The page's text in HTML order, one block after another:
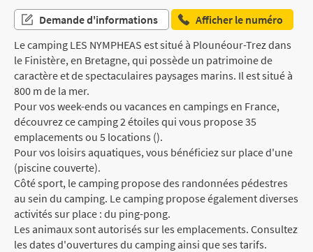
Demande d'informations
Afficher le numéro
Le camping LES NYMPHEAS est situé à Plounéour-Trez dans
le Finistère, en Bretagne, qui possède un patrimoine de
caractère et de spectaculaires paysages marins. Il est situé à
800 m de la mer.
Pour vos week-ends ou vacances en campings en France,
découvrez ce camping 2 étoiles qui vous propose 35
emplacements ou 5 locations ().
Pour vos loisirs aquatiques, vous bénéficiez sur place d'une
(piscine couverte).
Côté sport, le camping propose des randonnées pédestres
au sein du camping. Le camping propose également diverses
activités sur place : du ping-pong.
Les animaux sont autorisés sur les emplacements. Consultez
les dates d'ouvertures du camping ainsi que ses tarifs.